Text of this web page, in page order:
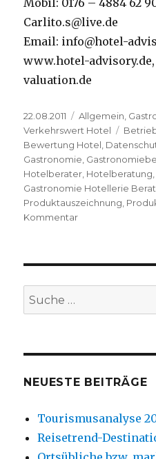
Carlito.s@live.de
Email: info@hotel-
www.hotel-
valuation.de
Veröffentlicht
am
22.08.2011 Kategorien
Allgemein
Verkehrswert Hotel
Bewertung Hotel
Gastronomie
Hotelberater Hotelberatung
Gastronomie Hotellerie
Produktauszeichnung
Kommentar
immer
…
Suche
nach:
NEUESTE BEITRÄGE
Tourismusanalyse
Reisetrend-